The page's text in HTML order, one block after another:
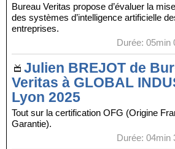
Bureau Veritas propose d’évaluer la
des systèmes d’intelligence artificielle
entreprises.
Durée: 05min
Julien BREJOT de
Veritas à GLOBAL
Lyon 2025
Tout sur la certification OFG (Origine
Garantie).
Durée: 04min